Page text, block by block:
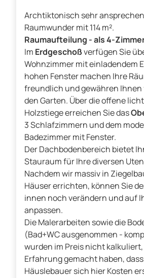
Archtiktonisch sehr
Raumwunder mit 114 m².
Raumaufteilung - als 4-
Im Erdgeschoßverfügen Sie
Wohnzimmer mit einladendem
hohen Fenster machen Ihre
freundlich und gewähren Ihnen
den Garten. Über die offene
Holzstiege erreichen Sie das
3 Schlafzimmern und dem
Badezimmer mit Fenster.
Der Dachbodenbereich bietet
Stauraum für Ihre diversen
Nachdem wir massiv in
Häuser errichten, können Sie
innen noch verändern und auf
anpassen.
Die Malerarbeiten sowie die
(Bad+WC ausgenommen -
wurden im Preis nicht
Erfahrung gemacht haben,
Häuslebauer sich hier Kosten